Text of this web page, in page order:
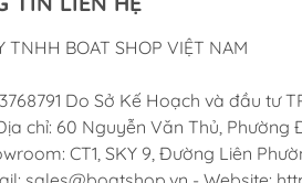
Tăng Cường Thẩm Mỹ Cho Tàu:
thuyềnhay canocủa bạn.
Cọc Bích Neo
TNHH BOAT SHOP VIỆT NAM
Do Sở Kế Hoạch và đầu tư
chỉ: 60 Nguyễn Văn Thủ, Phường
CT1, SKY 9, Đường Liên